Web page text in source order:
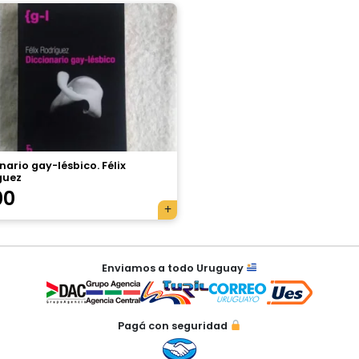
gay-lésbico. Félix
Enviamos a todo Uruguay
Pagá con seguridad